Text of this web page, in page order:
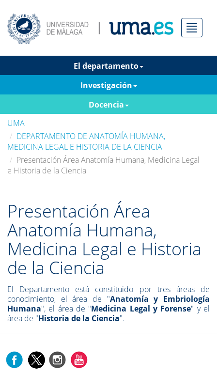
Menú
El departamento
Investigación
Docencia
UMA
DEPARTAMENTO DE ANATOMÍA HUMANA,
MEDICINA LEGAL E HISTORIA DE LA CIENCIA
Presentación Área Anatomía Humana, Medicina Legal
e Historia de la Ciencia
Presentación Área
Anatomía Humana,
Medicina Legal e Historia
de la Ciencia
El Departamento está constituido por tres áreas de
conocimiento, el área de "Anatomía y Embriología
Humana", el área de "Medicina Legal y Forense" y el
área de "Historia de la Ciencia".